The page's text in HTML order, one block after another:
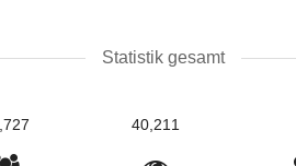
Statistik gesamt
40,211